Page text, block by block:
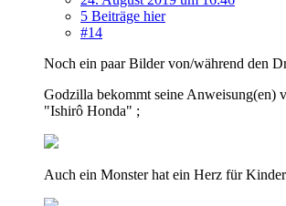
5 Beiträge hier
#14
Noch ein paar Bilder von/während den
Godzilla bekommt seine Anweisung(en)
"Ishirô Honda" ;
Auch ein Monster hat ein Herz für